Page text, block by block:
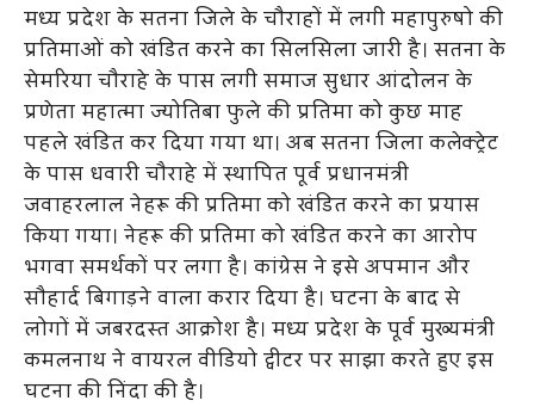
मध्य प्रदेश के सतना जिले के चौराहों में लगी महापुरुषो की
प्रतिमाओं को खंडित करने का सिलसिला जारी है। सतना के
सेमरिया चौराहे के पास लगी समाज सुधार आंदोलन के
प्रणेता महात्मा ज्योतिबा फुले की प्रतिमा को कुछ माह
पहले खंडित कर दिया गया था। अब सतना जिला कलेक्ट्रेट
के पास धवारी चौराहे में स्थापित पूर्व प्रधानमंत्री
जवाहरलाल नेहरू की प्रतिमा को खंडित करने का प्रयास
किया गया। नेहरू की प्रतिमा को खंडित करने का आरोप
भगवा समर्थकों पर लगा है। कांग्रेस ने इसे अपमान और
सौहार्द बिगाड़ने वाला करार दिया है। घटना के बाद से
लोगों में जबरदस्त आक्रोश है। मध्य प्रदेश के पूर्व मुख्यमंत्री
कमलनाथ ने वायरल वीडियो ट्वीटर पर साझा करते हुए इस
घटना की निंदा की है।